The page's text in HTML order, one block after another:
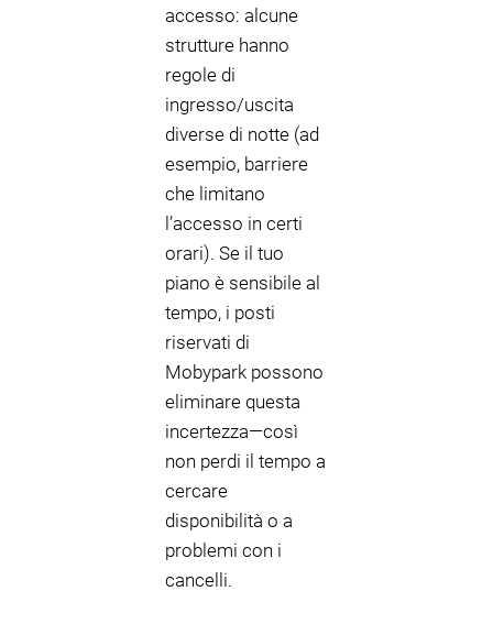
accesso: alcune
strutture hanno
regole di
ingresso/uscita
diverse di notte (ad
esempio, barriere
che limitano
l’accesso in certi
orari). Se il tuo
piano è sensibile al
tempo, i posti
riservati di
Mobypark possono
eliminare questa
incertezza—così
non perdi il tempo a
cercare
disponibilità o a
problemi con i
cancelli.